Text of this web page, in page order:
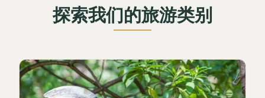
探索我们的旅游类别